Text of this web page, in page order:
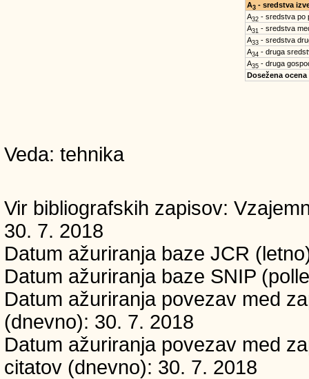
A3- sredstva
A32- sredstva po
A31 - sredstva
A33- sredstva
A34 - druga
A35- druga
Dosežena ocena
Veda: tehnika
Vir bibliografskih zapisov:
30. 7. 2018
Datum ažuriranja baze JCR
Datum ažuriranja baze SNIP
Datum ažuriranja povezav med
(dnevno): 30. 7. 2018
Datum ažuriranja povezav med
citatov (dnevno): 30. 7. 2018